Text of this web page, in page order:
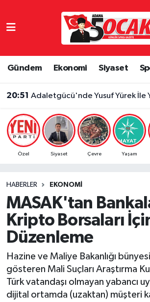
Gündem Ekonomi Siyaset
20:51 Adaletgücü'nde Yusuf Yürek İle
Özel Siyaset Çevre Yaşam
HABERLER EKONOMI
MASAK'tan
Kripto Borsaları
Düzenleme
Hazine ve Maliye Bakanlığı
gösteren Mali Suçları Araştırma
Türk vatandaşı olmayan yabancı
dijital ortamda (uzaktan) müşteri
Dünya
Eğitim
Gündem
Haber Reklam
Magazin
Özel
Resmi İlanlar
Adana Nöbetçi Eczaneler
Adana Trafik Yoğunluk Haritası
Süper Lig Puan Durumu ve
Son Dakika Haberleri
Haber Arşivi